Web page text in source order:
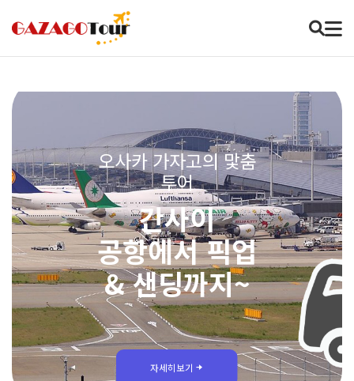
오사카 가자고의 맟춤
투어
간사이
공항에서 픽업
& 샌딩까지~
자세히보기